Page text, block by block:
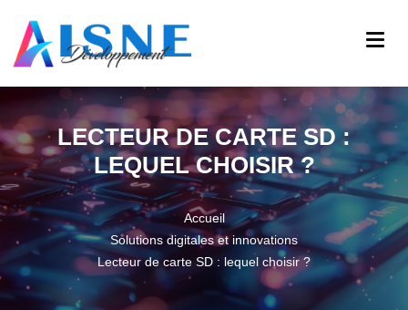
LECTEUR DE CARTE SD :
LEQUEL CHOISIR ?
Accueil
Solutions digitales et innovations
Lecteur de carte SD : lequel choisir ?